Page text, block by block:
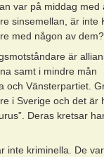
var på middag med
sinsemellan, är inte
med någon av
är
samt i mindre mån
och Vänsterpartiet.
i Sverige och det är
Deras kretsar
inte kriminella. De